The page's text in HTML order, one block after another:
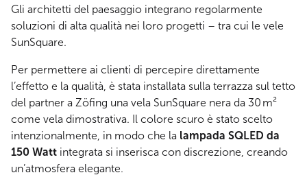
Gli architetti del paesaggio integrano regolarmente
soluzioni di alta qualità nei loro progetti – tra cui le vele
SunSquare.
Per permettere ai clienti di percepire direttamente
l’effetto e la qualità, è stata installata sulla terrazza sul tetto
del partner a Zöfing una vela SunSquare nera da 30 m²
come vela dimostrativa. Il colore scuro è stato scelto
intenzionalmente, in modo che la lampada SQLED da
150 Watt integrata si inserisca con discrezione, creando
un’atmosfera elegante.